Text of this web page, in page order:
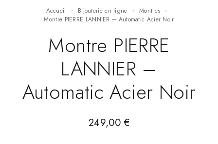
Accueil Bijouterie en ligne
Montres
Montre PIERRE LANNIER – Automatic Acier Noir
Montre PIERRE
LANNIER –
Automatic Acier Noir
249,00€